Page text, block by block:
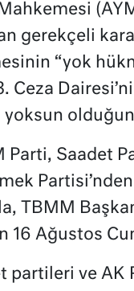
gerekçeli
“yok
Ceza
yoksun
Parti, Saadet
TBMM
16 Ağustos
partileri ve AK